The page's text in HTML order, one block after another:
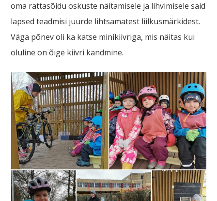
oma rattasõidu oskuste näitamisele ja lihvimisele said
lapsed teadmisi juurde lihtsamatest liilkusmärkidest.
Väga põnev oli ka katse minikiivriga, mis näitas kui
oluline on õige kiivri kandmine.